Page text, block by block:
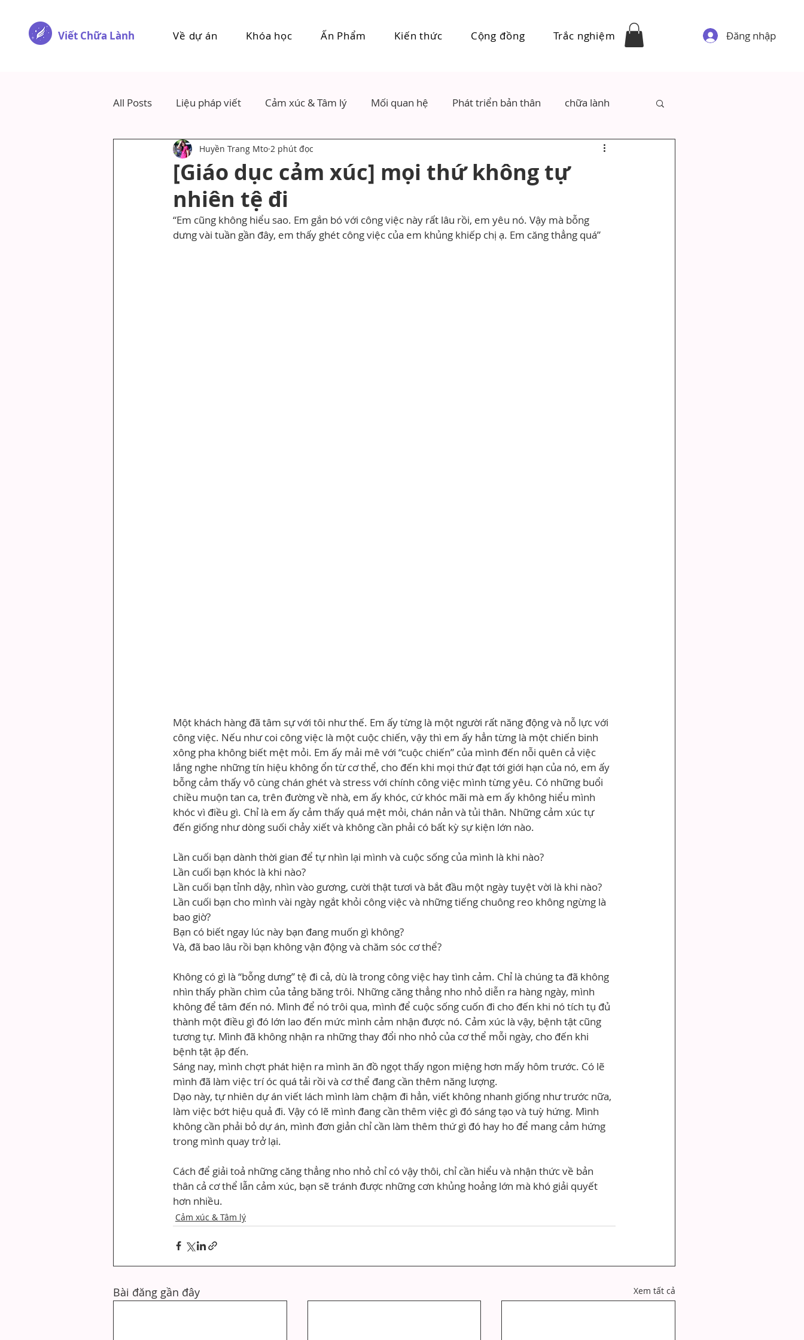
Viết Chữa Lành Về dự án Khóa học Ấn Phẩm Kiến thức Cộng đồng Trắc nghiệm Đăng nhập
All Posts Liệu pháp viết Cảm xúc & Tâm lý Mối quan hệ Phát triển bản thân chữa lành
[Giáo dục cảm xúc] mọi thứ không tự
nhiên tệ đi
Huyền Trang Mto 2 phút đọc
“Em cũng không hiểu sao. Em gắn bó với công việc này rất lâu rồi, em yêu nó. Vậy mà bỗng
dưng vài tuần gần đây, em thấy ghét công việc của em khủng khiếp chị ạ. Em căng thẳng quá”
Một khách hàng đã tâm sự với tôi như thế. Em ấy từng là một người rất năng động và nỗ lực với
công việc. Nếu như coi công việc là một cuộc chiến, vậy thì em ấy hẳn từng là một chiến binh
xông pha không biết mệt mỏi. Em ấy mải mê với “cuộc chiến” của mình đến nỗi quên cả việc
lắng nghe những tín hiệu không ổn từ cơ thể, cho đến khi mọi thứ đạt tới giới hạn của nó, em ấy
bỗng cảm thấy vô cùng chán ghét và stress với chính công việc mình từng yêu. Có những buổi
chiều muộn tan ca, trên đường về nhà, em ấy khóc, cứ khóc mãi mà em ấy không hiểu mình
khóc vì điều gì. Chỉ là em ấy cảm thấy quá mệt mỏi, chán nản và tủi thân. Những cảm xúc tự
đến giống như dòng suối chảy xiết và không cần phải có bất kỳ sự kiện lớn nào.
Lần cuối bạn dành thời gian để tự nhìn lại mình và cuộc sống của mình là khi nào?
Lần cuối bạn khóc là khi nào?
Lần cuối bạn tỉnh dậy, nhìn vào gương, cười thật tươi và bắt đầu một ngày tuyệt vời là khi nào?
Lần cuối bạn cho mình vài ngày ngắt khỏi công việc và những tiếng chuông reo không ngừng là
bao giờ?
Bạn có biết ngay lúc này bạn đang muốn gì không?
Và, đã bao lâu rồi bạn không vận động và chăm sóc cơ thể?
Không có gì là “bỗng dưng” tệ đi cả, dù là trong công việc hay tình cảm. Chỉ là chúng ta đã không
nhìn thấy phần chìm của tảng băng trôi. Những căng thẳng nho nhỏ diễn ra hàng ngày, mình
không để tâm đến nó. Mình để nó trôi qua, mình để cuộc sống cuốn đi cho đến khi nó tích tụ đủ
thành một điều gì đó lớn lao đến mức mình cảm nhận được nó. Cảm xúc là vậy, bệnh tật cũng
tương tự. Mình đã không nhận ra những thay đổi nho nhỏ của cơ thể mỗi ngày, cho đến khi
bệnh tật ập đến.
Sáng nay, mình chợt phát hiện ra mình ăn đồ ngọt thấy ngon miệng hơn mấy hôm trước. Có lẽ
mình đã làm việc trí óc quá tải rồi và cơ thể đang cần thêm năng lượng.
Dạo này, tự nhiên dự án viết lách mình làm chậm đi hẳn, viết không nhanh giống như trước nữa,
làm việc bớt hiệu quả đi. Vậy có lẽ mình đang cần thêm việc gì đó sáng tạo và tuỳ hứng. Mình
không cần phải bỏ dự án, mình đơn giản chỉ cần làm thêm thứ gì đó hay ho để mang cảm hứng
trong mình quay trở lại.
Cách để giải toả những căng thẳng nho nhỏ chỉ có vậy thôi, chỉ cần hiểu và nhận thức về bản
thân cả cơ thể lẫn cảm xúc, bạn sẽ tránh được những cơn khủng hoảng lớn mà khó giải quyết
hơn nhiều.
Cảm xúc & Tâm lý
Bài đăng gần đây Xem tất cả